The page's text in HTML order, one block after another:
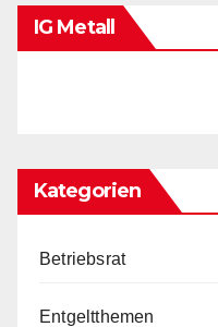
IG Metall
Kategorien
Betriebsrat
Entgeltthemen